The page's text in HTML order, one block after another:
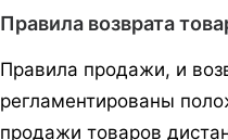
Правила возврата
Правила продажи, и
регламентированы
продажи товаров